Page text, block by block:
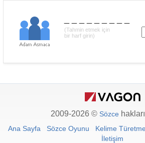
(Tahmin etmek için
bir harf girin)
2009-2026 © Sözce
Ana Sayfa Sözce Oyunu Kelime
İletişim